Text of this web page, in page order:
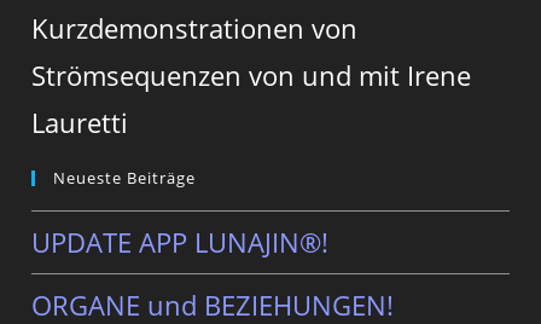
Kurzdemonstrationen von
Strömsequenzen von und mit Irene
Lauretti
Neueste Beiträge
UPDATE APP LUNAJIN®!
ORGANE und BEZIEHUNGEN!